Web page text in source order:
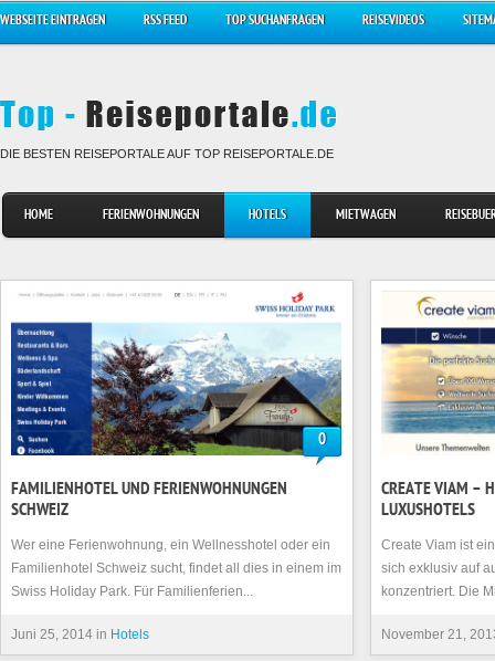
WEBSEITE EINTRAGEN RSS FEED TOP SUCHANFRAGEN REISEVIDEOS
DIE BESTEN REISEPORTALE AUF TOP REISEPORTALE.DE
HOME FERIENWOHNUNGEN HOTELS MIETWAGEN
0
FAMILIENHOTEL UND FERIENWOHNUNGEN
SCHWEIZ
Wer eine Ferienwohnung, ein Wellnesshotel oder ein
Familienhotel Schweiz sucht, findet all dies in einem im
Swiss Holiday Park. Für Familienferien...
Juni 25, 2014 in Hotels
CREATE VIAM –
LUXUSHOTELS
Create Viam ist
sich exklusiv auf
konzentriert. Die
November 21,